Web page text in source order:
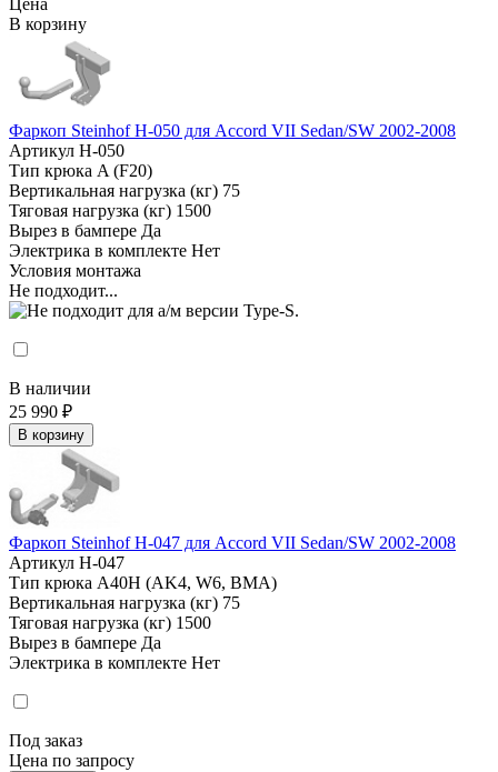
Цена
В корзину
Фаркоп Steinhof H-050 для Accord VII Sedan/SW 2002-2008
Артикул H-050
Тип крюка A (F20)
Вертикальная нагрузка (кг) 75
Тяговая нагрузка (кг) 1500
Вырез в бампере Да
Электрика в комплекте Нет
Условия монтажа
Не подходит...
В наличии
25 990 ₽
В корзину
Фаркоп Steinhof H-047 для Accord VII Sedan/SW 2002-2008
Артикул H-047
Тип крюка А40H (AK4, W6, BMA)
Вертикальная нагрузка (кг) 75
Тяговая нагрузка (кг) 1500
Вырез в бампере Да
Электрика в комплекте Нет
Под заказ
Цена по запросу